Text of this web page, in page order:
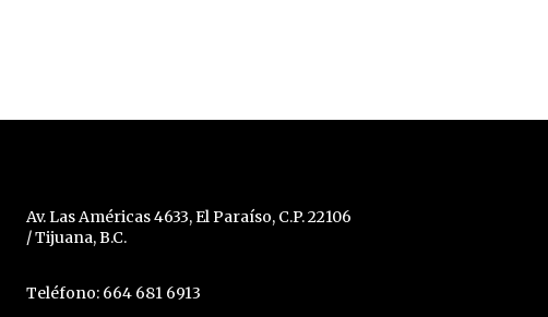
Av. Las Américas 4633, El Paraíso, C.P. 22106
/ Tijuana, B.C.
Teléfono: 664 681 6913